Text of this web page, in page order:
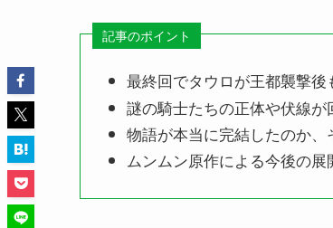
記事のポイント
最終回でタウロが王都襲撃
謎の騎士たちの正体や伏線
物語が本当に完結したのか
ムンムン原作による今後の